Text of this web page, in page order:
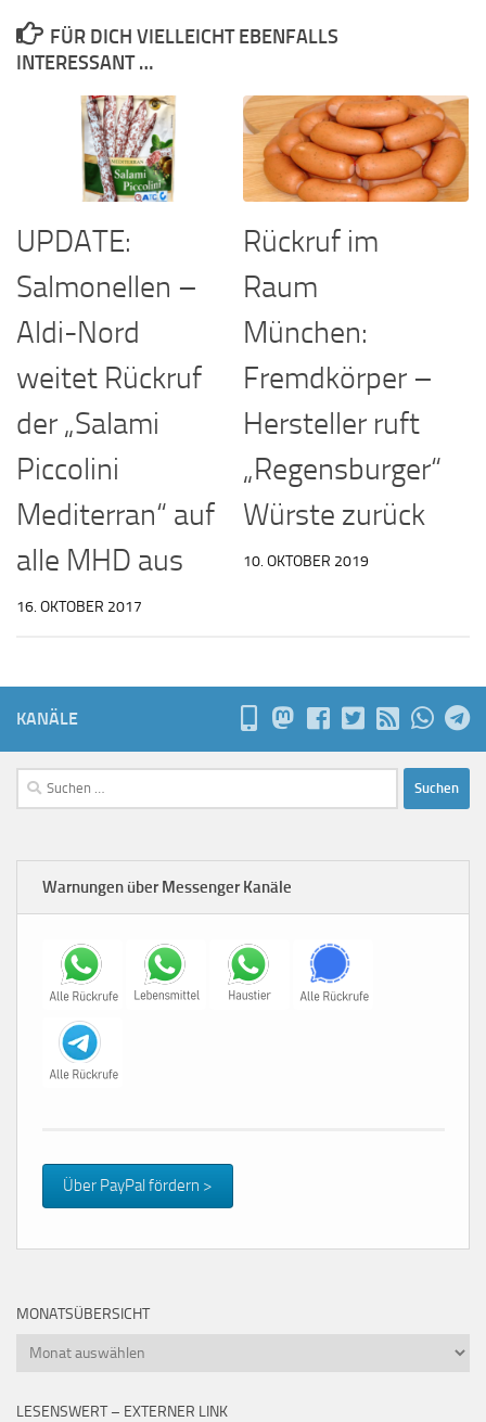
FÜR DICH VIELLEICHT EBENFALLS
INTERESSANT …
UPDATE:
Salmonellen –
Aldi-Nord
weitet Rückruf
der „Salami
Piccolini
Mediterran“ auf
alle MHD aus
16. OKTOBER 2017
Rückruf im
Raum
München:
Fremdkörper –
Hersteller ruft
„Regensburger“
Würste zurück
10. OKTOBER 2019
KANÄLE
Suchen
nach:
Warnungen über Messenger Kanäle
Über PayPal fördern >
MONATSÜBERSICHT
Monatsübersicht
LESENSWERT – EXTERNER LINK